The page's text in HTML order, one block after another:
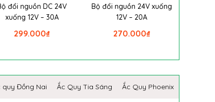
đổi nguồn DC 24V
xuống 12V – 30A
₫
299.000
Bộ đổi nguồn 24V xuống
12V – 20A
₫
270.000
quy Đồng Nai Ắc Quy Tia Sáng Ắc Quy Phoenix